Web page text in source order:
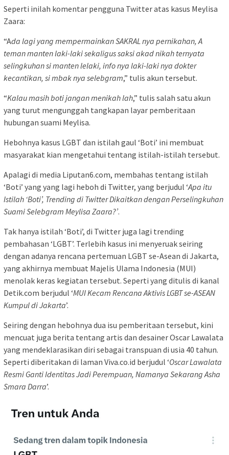
Seperti inilah komentar pengguna Twitter atas kasus Meylisa
Zaara:
“Ada lagi yang mempermainkan SAKRAL nya pernikahan, A
teman manten laki-laki sekaligus saksi akad nikah ternyata
selingkuhan si manten lelaki, info nya laki-laki nya dokter
kecantikan, si mbak nya selebgram,” tulis akun tersebut.
“Kalau masih boti jangan menikah lah,” tulis salah satu akun
yang turut mengunggah tangkapan layar pemberitaan
hubungan suami Meylisa.
Hebohnya kasus LGBT dan istilah gaul ‘Boti’ ini membuat
masyarakat kian mengetahui tentang istilah-istilah tersebut.
Apalagi di media Liputan6.com, membahas tentang istilah
‘Boti’ yang yang lagi heboh di Twitter, yang berjudul ‘Apa itu
Istilah ‘Boti’, Trending di Twitter Dikaitkan dengan Perselingkuhan
Suami Selebgram Meylisa Zaara?’.
Tak hanya istilah ‘Boti’, di Twitter juga lagi trending
pembahasan ‘LGBT’. Terlebih kasus ini menyeruak seiring
dengan adanya rencana pertemuan LGBT se-Asean di Jakarta,
yang akhirnya membuat Majelis Ulama Indonesia (MUI)
menolak keras kegiatan tersebut. Seperti yang ditulis di kanal
Detik.com berjudul ‘MUI Kecam Rencana Aktivis LGBT se-ASEAN
Kumpul di Jakarta’.
Seiring dengan hebohnya dua isu pemberitaan tersebut, kini
mencuat juga berita tentang artis dan desainer Oscar Lawalata
yang mendeklarasikan diri sebagai transpuan di usia 40 tahun.
Seperti diberitakan di laman Viva.co.id berjudul ‘Oscar Lawalata
Resmi Ganti Identitas Jadi Perempuan, Namanya Sekarang Asha
Smara Darra’.